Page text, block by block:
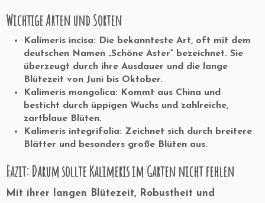
Wichtige Arten und Sorten
Kalimeris incisa: Die bekannteste Art, oft mit dem
deutschen Namen „Schöne Aster“ bezeichnet. Sie
überzeugt durch ihre Ausdauer und die lange
Blütezeit von Juni bis Oktober.
Kalimeris mongolica: Kommt aus China und
besticht durch üppigen Wuchs und zahlreiche,
zartblaue Blüten.
Kalimeris integrifolia: Zeichnet sich durch breitere
Blätter und besonders große Blüten aus.
Fazit: Darum sollte Kalimeris im Garten nicht fehlen
Mit ihrer langen Blütezeit, Robustheit und